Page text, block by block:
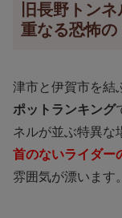
旧長野トン
重なる恐怖の
津市と伊賀市を結
ポットランキング
ネルが並ぶ特異な
首のないライダー
雰囲気が漂います。